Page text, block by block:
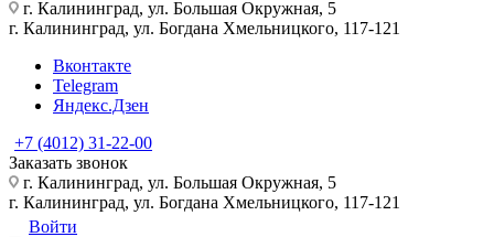
г. Калининград, ул. Большая Окружная, 5
г. Калининград, ул. Богдана Хмельницкого, 117-121
Вконтакте
Telegram
Яндекс.Дзен
+7 (4012) 31-22-00
Заказать звонок
г. Калининград, ул. Большая Окружная, 5
г. Калининград, ул. Богдана Хмельницкого, 117-121
Войти